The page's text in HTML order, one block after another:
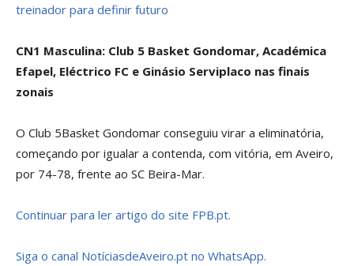
treinador para definir futuro
CN1 Masculina: Club 5 Basket Gondomar, Académica
Efapel, Eléctrico FC e Ginásio Serviplaco nas finais
zonais
O Club 5Basket Gondomar conseguiu virar a eliminatória,
começando por igualar a contenda, com vitória, em Aveiro,
por 74-78, frente ao SC Beira-Mar.
Continuar para ler artigo do site FPB.pt.
Siga o canal NotíciasdeAveiro.pt no WhatsApp.